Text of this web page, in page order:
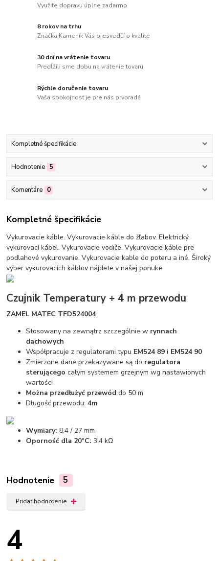
Využite dopravu úplne zadarmo
8 rokov na trhu
Značka Kameník Vás presvedčí o kvalite
30 dní na vrátenie tovaru
Predĺžili sme dobu na vrátenie tovaru
Rýchle doručenie tovaru
Vaša spokojnosť je pre nás prvoradá
Kompletné špecifikácie
Hodnotenie 5
Komentáre 0
Kompletné špecifikácie
Vykurovacie káble. Vykurovacie káble do žľabov. Elektrický
vykurovací kábel. Vykurovacie vodiče. Vykurovacie káble pre
podlahové vykurovanie. Vykurovacie kable do poteru a iné. Široký
výber vykurovacích káblov nájdete v našej ponuke.
Czujnik Temperatury + 4 m przewodu
ZAMEL MATEC TFD524004
Stosowany na zewnątrz szczególnie w rynnach
dachowych
Współpracuje z regulatorami typu EM524 89 i EM524 90
Zmierzone dane przekazywane są do regulatora
sterującego całym systemem grzejnym wg nastawionych
wartości
Można przedłużyć przewóddo 50 m
Długość przewodu:4m
Wymiary: 8,4 / 27 mm
Oporność dla 20°C:3,4 kΩ
Hodnotenie 5
Pridať hodnotenie
4